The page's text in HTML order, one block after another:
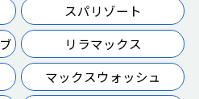
スパリゾート
リラマックス
マックスウォッシュ